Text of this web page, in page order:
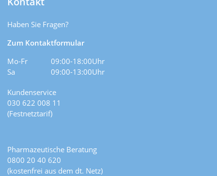
Haben Sie Fragen?
Zum Kontaktformular
Mo-Fr
09:00-18:00Uhr
Sa
09:00-13:00Uhr
Kundenservice
030 622 008 11
(Festnetztarif)
Pharmazeutische Beratung
0800 20 40 620
(kostenfrei aus dem dt. Netz)